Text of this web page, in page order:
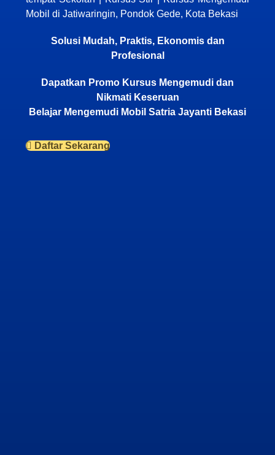
Mobil di Jatiwaringin, Pondok Gede, Kota Bekasi
Solusi Mudah, Praktis, Ekonomis dan
Profesional
Dapatkan Promo Kursus Mengemudi dan
Nikmati Keseruan
Belajar Mengemudi Mobil Satria Jayanti Bekasi
Daftar Sekarang